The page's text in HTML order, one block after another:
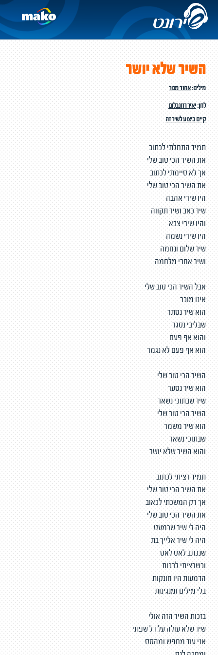
השיר שלא יושר
מילים:אהוד מנור
לחן:יאיר רוזנבלום
קיים ביצוע לשיר זה
תמיד התחלתי לכתוב
את השיר הכי טוב שלי
אך לא סיימתי לכתוב
את השיר הכי טוב שלי
היו שירי אהבה
שיר כאב ושיר תקווה
והיו שירי צבא
היו שירי נשמה
שיר שלום ונחמה
ושיר אחרי מלחמה
אבל השיר הכי טוב שלי
אינו מוכר
הוא שיר נסתר
שבליבי נסגר
והוא אף פעם
הוא אף פעם לא נגמר
השיר הכי טוב שלי
הוא שיר נסער
שיר שבתוכי נשאר
השיר הכי טוב שלי
הוא שיר משמר
שבתוכי נשאר
והוא השיר שלא יושר
תמיד רציתי לכתוב
את השיר הכי טוב שלי
אך רק המשכתי לכאוב
את השיר הכי טוב שלי
היה לי שיר שכמעט
היה לי שיר אלייך בת
שנכתב לאט לאט
וכשרציתי לבכות
הדמעות היו חונקות
בלי מילים ומנגינות
בזכות השיר הזה אולי
שיר שלא עולה על דל שפתי
אני עוד מחפש ומהסס